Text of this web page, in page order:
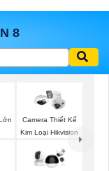
8
Camera Thiết Kế
Kim Loại Hikvision